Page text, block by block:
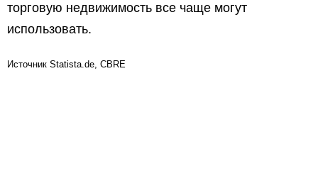
торговую недвижимость все чаще могут
использовать.
Источник Statista.de, CBRE